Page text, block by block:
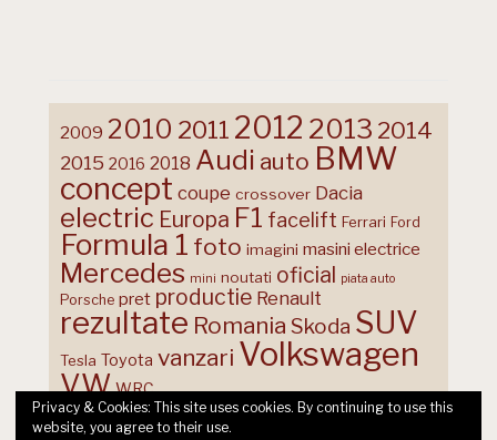
2009 2010 2011 2012 2013 2014
2015 2016 2018 Audi auto BMW
concept coupe crossover Dacia
electric Europa F1 facelift Ferrari Ford
Formula 1 foto imagini masini electrice
Mercedes mini noutati oficial piata auto
Porsche pret productie Renault
rezultate Romania Skoda SUV
Tesla Toyota vanzari Volkswagen
VW WRC
Privacy & Cookies: This site uses cookies. By continuing to use this
website, you agree to their use.